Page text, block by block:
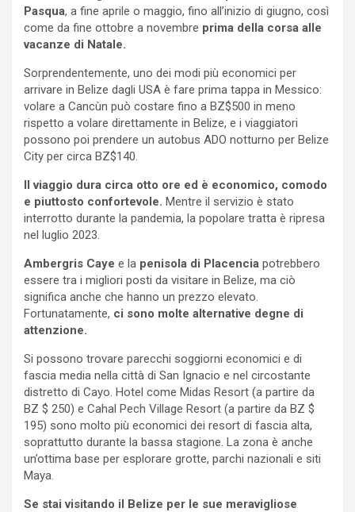
Pasqua, a fine aprile o maggio, fino all’inizio di giugno, così
come da fine ottobre a novembre prima della corsa alle
vacanze di Natale.
Sorprendentemente, uno dei modi più economici per
arrivare in Belize dagli USA è fare prima tappa in Messico:
volare a Cancùn può costare fino a BZ$500 in meno
rispetto a volare direttamente in Belize, e i viaggiatori
possono poi prendere un autobus ADO notturno per Belize
City per circa BZ$140.
Il viaggio dura circa otto ore ed è economico, comodo
e piuttosto confortevole. Mentre il servizio è stato
interrotto durante la pandemia, la popolare tratta è ripresa
nel luglio 2023.
Ambergris Caye e la penisola di Placencia potrebbero
essere tra i migliori posti da visitare in Belize, ma ciò
significa anche che hanno un prezzo elevato.
Fortunatamente, ci sono molte alternative degne di
attenzione.
Si possono trovare parecchi soggiorni economici e di
fascia media nella città di San Ignacio e nel circostante
distretto di Cayo. Hotel come Midas Resort (a partire da
BZ $ 250) e Cahal Pech Village Resort (a partire da BZ $
195) sono molto più economici dei resort di fascia alta,
soprattutto durante la bassa stagione. La zona è anche
un’ottima base per esplorare grotte, parchi nazionali e siti
Maya.
Se stai visitando il Belize per le sue meravigliose